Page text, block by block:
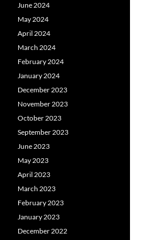
June 2024
May 2024
April 2024
March 2024
February 2024
January 2024
December 2023
November 2023
October 2023
September 2023
June 2023
May 2023
April 2023
March 2023
February 2023
January 2023
December 2022